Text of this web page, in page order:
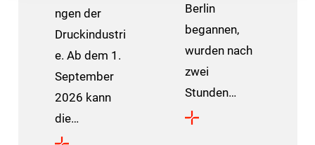
ngen der
Druckindustri
e. Ab dem 1.
September
2026 kann
die…
Berlin
begannen,
wurden nach
zwei
Stunden…